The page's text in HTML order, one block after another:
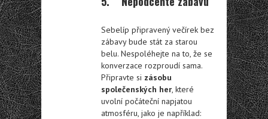
Sebelíp připravený večírek bez
zábavy bude stát za starou
belu. Nespoléhejte na to, že se
konverzace rozproudí sama.
Připravte si zásobu
společenských her, které
uvolní počáteční napjatou
atmosféru, jako je například: